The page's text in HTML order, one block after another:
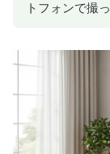
トフォンで撮